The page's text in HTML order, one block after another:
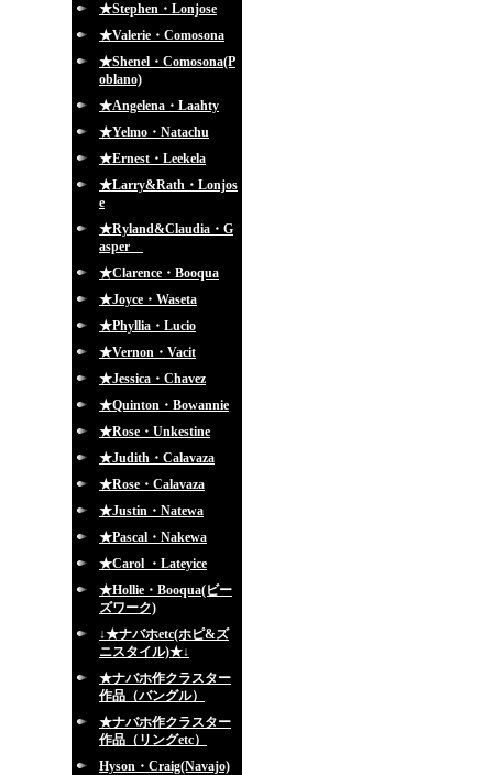
★Stephen・Lonjose
★Valerie・Comosona
★Shenel・Comosona(P
oblano)
★Angelena・Laahty
★Yelmo・Natachu
★Ernest・Leekela
★Larry&Rath・Lonjos
e
★Ryland&Claudia・G
asper
★Clarence・Booqua
★Joyce・Waseta
★Phyllia・Lucio
★Vernon・Vacit
★Jessica・Chavez
★Quinton・Bowannie
★Rose・Unkestine
★Judith・Calavaza
★Rose・Calavaza
★Justin・Natewa
★Pascal・Nakewa
★Carol ・Lateyice
★Hollie・Booqua(ビー
ズワーク)
↓★ナバホetc(ホピ&ズ
ニスタイル)★↓
★ナバホ作クラスター
作品（バングル）
★ナバホ作クラスター
作品（リングetc）
Hyson・Craig(Navajo)